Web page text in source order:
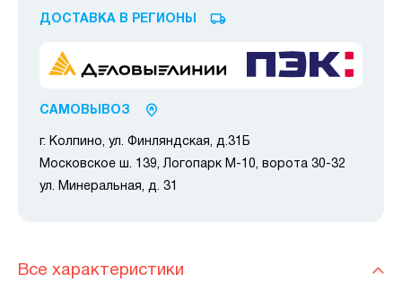
ДОСТАВКА В РЕГИОНЫ
САМОВЫВОЗ
г. Колпино, ул. Финляндская, д.31Б
Московское ш. 139, Логопарк М-10, ворота 30-32
ул. Минеральная, д. 31
Все характеристики